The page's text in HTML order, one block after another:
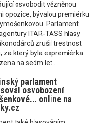
osvobodit vězněnou
opozice, bývalou premiérku
Parlament
ITAR-TASS hlasy
zrušil trestnost
za který byla expremiérka
na sedm let...
parlament
osvobození
online na